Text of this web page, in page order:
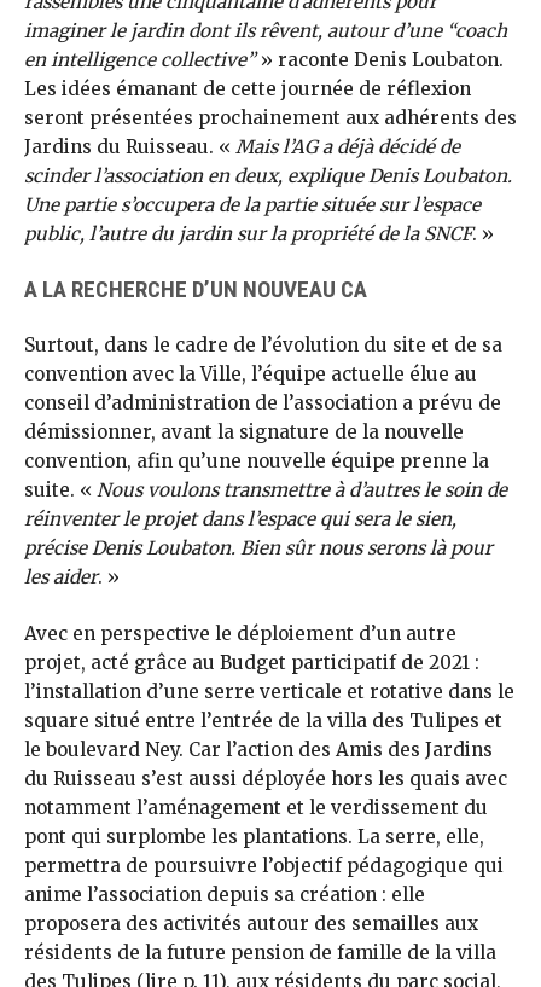
imaginer le jardin dont ils rêvent, autour d’une “coach
en intelligence collective”» raconte Denis Loubaton.
Les idées émanant de cette journée de réflexion
seront présentées prochainement aux adhérents des
Jardins du Ruisseau. « Mais l’AG a déjà décidé de
scinder l’association en deux, explique Denis Loubaton.
Une partie s’occupera de la partie située sur l’espace
public, l’autre du jardin sur la propriété de la SNCF. »
A LA RECHERCHE D’UN NOUVEAU CA
Surtout, dans le cadre de l’évolution du site et de sa
convention avec la Ville, l’équipe actuelle élue au
conseil d’administration de l’association a prévu de
démissionner, avant la signature de la nouvelle
convention, afin qu’une nouvelle équipe prenne la
suite. « Nous voulons transmettre à d’autres le soin de
réinventer le projet dans l’espace qui sera le sien,
précise Denis Loubaton. Bien sûr nous serons là pour
les aider. »
Avec en perspective le déploiement d’un autre
projet, acté grâce au Budget participatif de 2021 :
l’installation d’une serre verticale et rotative dans le
square situé entre l’entrée de la villa des Tulipes et
le boulevard Ney. Car l’action des Amis des Jardins
du Ruisseau s’est aussi déployée hors les quais avec
notamment l’aménagement et le verdissement du
pont qui surplombe les plantations. La serre, elle,
permettra de poursuivre l’objectif pédagogique qui
anime l’association depuis sa création : elle
proposera des activités autour des semailles aux
résidents de la future pension de famille de la villa
des Tulipes (lire p. 11), aux résidents du parc social,